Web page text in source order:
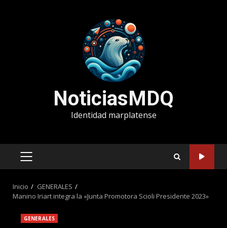
NoticiasMDQ
Identidad marplatense
MENÚ
Inicio
GENERALES
Manino Iriart integra la «Junta Promotora Scioli Presidente 2023»
GENERALES